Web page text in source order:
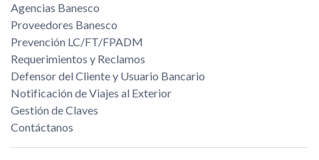
Agencias Banesco
Proveedores Banesco
Prevención LC/FT/FPADM
Requerimientos y Reclamos
Defensor del Cliente y Usuario Bancario
Notificación de Viajes al Exterior
Gestión de Claves
Contáctanos